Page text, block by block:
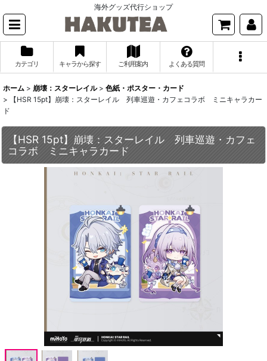
海外グッズ代行ショップ
カテゴリ キャラから探す ご利用案内 よくある質問
ホーム > 崩壊：スターレイル > 色紙・ポスター・カード
>
【HSR 15pt】崩壊：スターレイル 列車巡遊・カフェコラボ ミニキャラカー
ド
【HSR 15pt】崩壊：スターレイル 列車巡遊・カフェ
コラボ ミニキャラカード